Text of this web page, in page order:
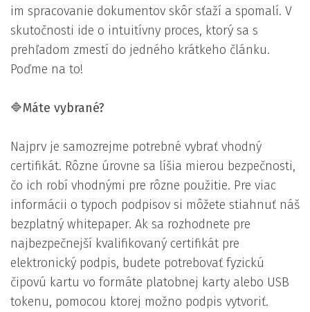
im spracovanie dokumentov skôr sťaží a spomalí. V
skutočnosti ide o intuitívny proces, ktorý sa s
prehľadom zmestí do jedného krátkeho článku.
Poďme na to!
🔷Máte vybrané?
Najprv je samozrejme potrebné vybrať vhodný
certifikát. Rôzne úrovne sa líšia mierou bezpečnosti,
čo ich robí vhodnými pre rôzne použitie. Pre viac
informácii o typoch podpisov si môžete stiahnuť náš
bezplatný whitepaper. Ak sa rozhodnete pre
najbezpečnejší kvalifikovaný certifikát pre
elektronický podpis, budete potrebovať fyzickú
čipovú kartu vo formáte platobnej karty alebo USB
tokenu, pomocou ktorej možno podpis vytvoriť.